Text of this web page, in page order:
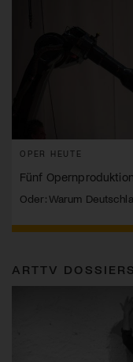
OPER HEUTE
Fünf
Oder: Warum
ARTTV DOSSIERS